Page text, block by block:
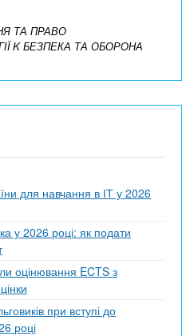
ТА ПРАВО
K БЕЗПЕКА ТА ОБОРОНА
для навчання в ІТ у 2026
у 2026 році: як подати
оцінювання ECTS з
при вступі до
році